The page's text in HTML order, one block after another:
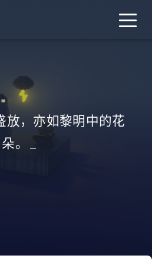
放，亦如黎明中的花
朵。